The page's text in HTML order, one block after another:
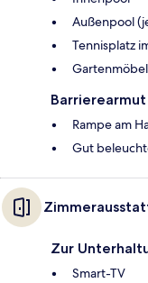
Außenpool
Tennisplatz
Gartenmöbel
Barrierearmut
Rampe am
Gut
Zur
Smart-TV